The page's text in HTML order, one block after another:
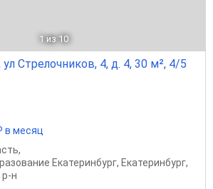
1 из 10
Стрелочников, 4, д. 4, 30 м², 4/5
в месяц
,
Екатеринбург, Екатеринбург,
н